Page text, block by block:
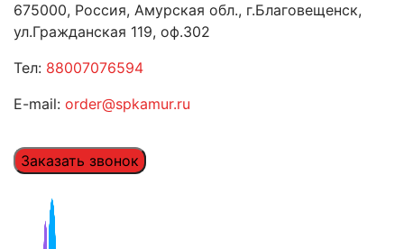
675000, Россия, Амурская обл., г.Благовещенск,
ул.Гражданская 119, оф.302
Тел: 88007076594
E-mail: order@spkamur.ru
Заказать звонок